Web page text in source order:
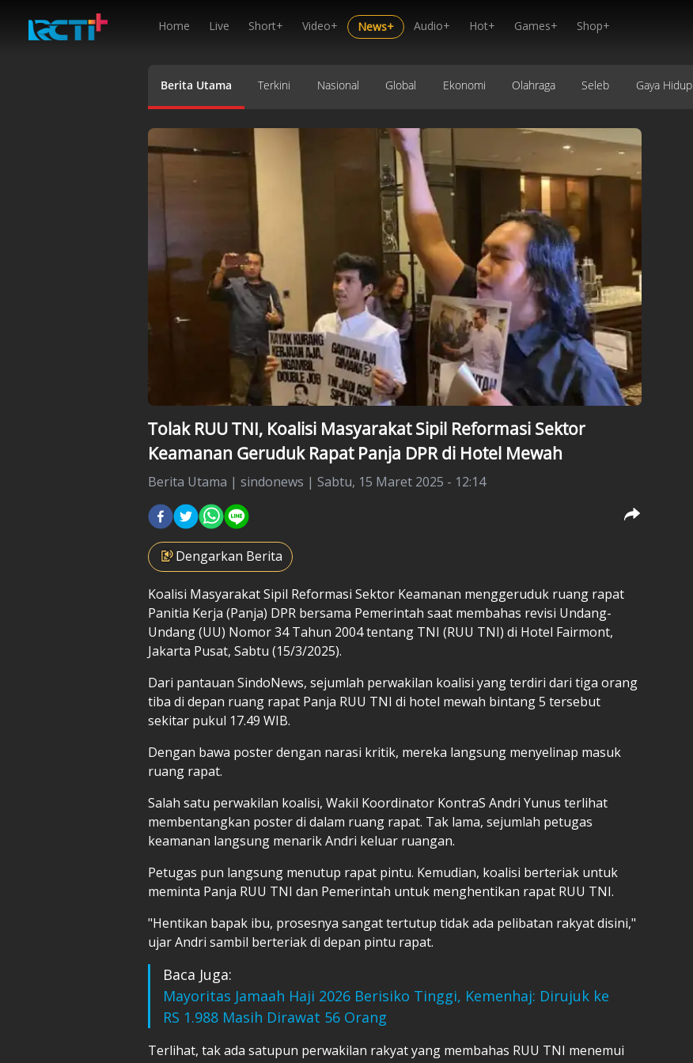
Home Live Short+ Video+ News+ Audio+ Hot+ Games+ Shop+
Berita Utama Terkini Nasional Global Ekonomi Olahraga Seleb Gaya Hidup
Tolak RUU TNI, Koalisi Masyarakat Sipil Reformasi Sektor
Keamanan Geruduk Rapat Panja DPR di Hotel Mewah
Berita Utama | sindonews | Sabtu, 15 Maret 2025 - 12:14
Dengarkan Berita
Koalisi Masyarakat Sipil Reformasi Sektor Keamanan menggeruduk ruang rapat
Panitia Kerja (Panja) DPR bersama Pemerintah saat membahas revisi Undang-
Undang (UU) Nomor 34 Tahun 2004 tentang TNI (RUU TNI) di Hotel Fairmont,
Jakarta Pusat, Sabtu (15/3/2025).
Dari pantauan SindoNews, sejumlah perwakilan koalisi yang terdiri dari tiga orang
tiba di depan ruang rapat Panja RUU TNI di hotel mewah bintang 5 tersebut
sekitar pukul 17.49 WIB.
Dengan bawa poster dengan narasi kritik, mereka langsung menyelinap masuk
ruang rapat.
Salah satu perwakilan koalisi, Wakil Koordinator KontraS Andri Yunus terlihat
membentangkan poster di dalam ruang rapat. Tak lama, sejumlah petugas
keamanan langsung menarik Andri keluar ruangan.
Petugas pun langsung menutup rapat pintu. Kemudian, koalisi berteriak untuk
meminta Panja RUU TNI dan Pemerintah untuk menghentikan rapat RUU TNI.
"Hentikan bapak ibu, prosesnya sangat tertutup tidak ada pelibatan rakyat disini,"
ujar Andri sambil berteriak di depan pintu rapat.
Baca Juga:
Mayoritas Jamaah Haji 2026 Berisiko Tinggi, Kemenhaj: Dirujuk ke
RS 1.988 Masih Dirawat 56 Orang
Terlihat, tak ada satupun perwakilan rakyat yang membahas RUU TNI menemui